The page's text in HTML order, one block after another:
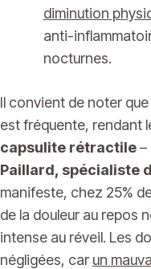
diminution
anti-
nocturnes.
Il convient de noter que
est fréquente, rendant
capsulite rétractile–
Paillard, spécialiste
manifeste, chez 25%
de la douleur au repos
intense au réveil. Les
négligées, car un